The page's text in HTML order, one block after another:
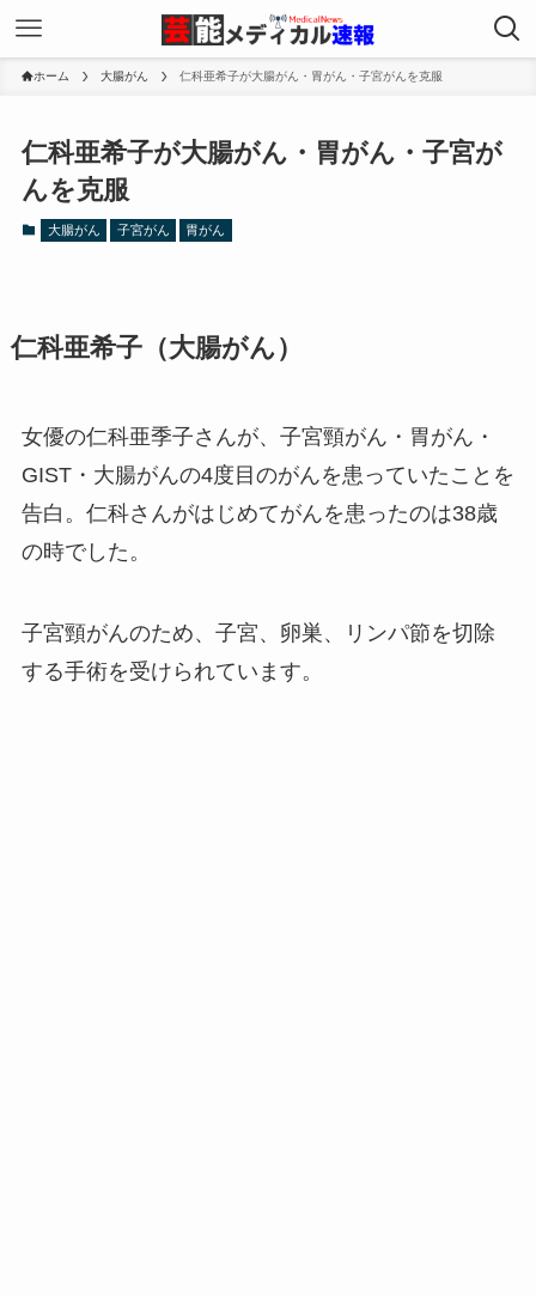
ホーム 大腸がん 仁科亜希子が大腸がん・胃がん・子宮がんを克服
仁科亜希子が大腸がん・胃がん・子宮が
んを克服
大腸がん 子宮がん 胃がん
仁科亜希子（大腸がん）
女優の仁科亜季子さんが、子宮頸がん・胃がん・
GIST・大腸がんの4度目のがんを患っていたことを
告白。仁科さんがはじめてがんを患ったのは38歳
の時でした。
子宮頸がんのため、子宮、卵巣、リンパ節を切除
する手術を受けられています。